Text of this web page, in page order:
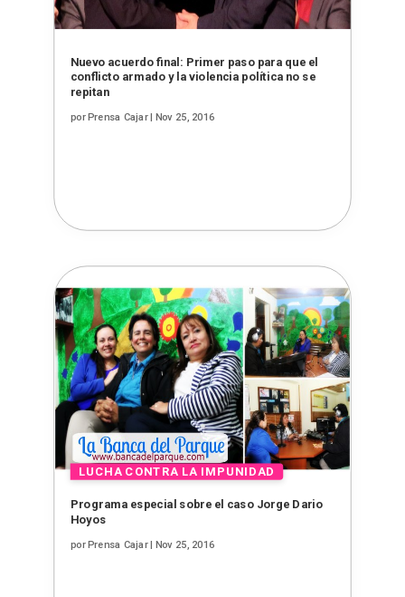
Nuevo acuerdo final: Primer paso para que el
conflicto armado y la violencia política no se
repitan
por Prensa Cajar| Nov 25, 2016
Programa especial sobre el caso Jorge Dario
Hoyos
porPrensa Cajar| Nov 25, 2016